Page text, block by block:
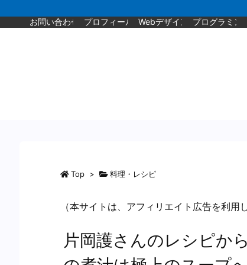
お問い合わせ プロフィール Webデザイン プログラミン
Top > 料理・レシピ
（本サイトは、アフィリエイト広告を利用
片岡護さんのレシピか